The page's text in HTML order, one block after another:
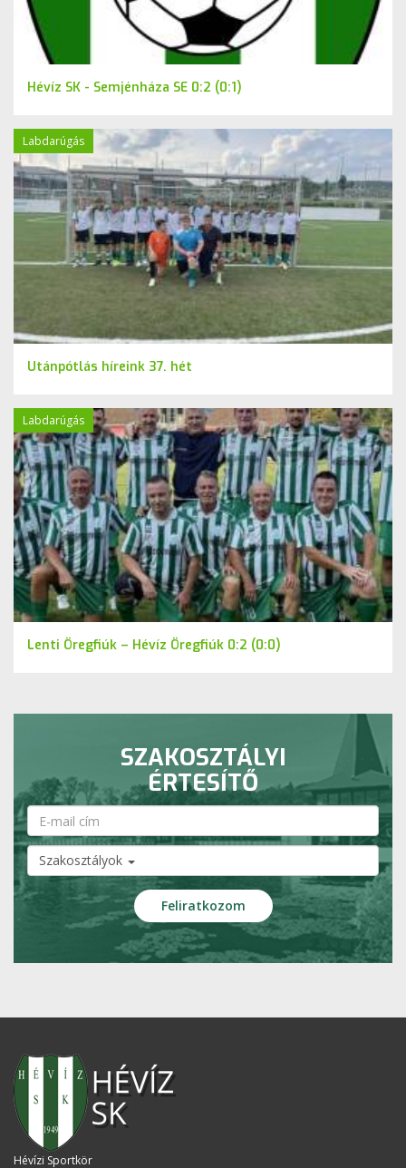
Hévíz SK - Semjénháza SE 0:2 (0:1)
Labdarúgás
Utánpótlás híreink 37. hét
Labdarúgás
Lenti Öregfiúk – Hévíz Öregfiúk 0:2 (0:0)
SZAKOSZTÁLYI
ÉRTESÍTŐ
Szakosztályok
Hévízi Sportkör